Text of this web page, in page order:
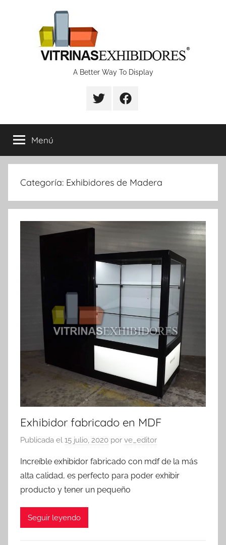
Proyectos
fabricación
de
vitrinas
y
exhibidores
A Better Way To Display
Menú
Categoría: Exhibidores de Madera
Exhibidor fabricado en MDF
Publicada el 15 julio, 2020 por ve_editor
Increíble exhibidor fabricado con mdf de la más
alta calidad, es perfecto para poder exhibir
producto y tener un pequeño
Seguir leyendo